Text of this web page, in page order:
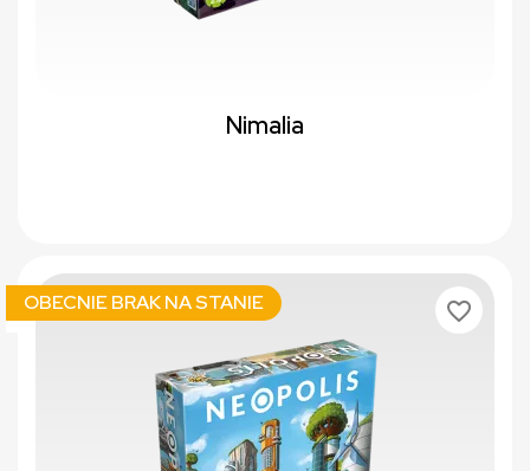
Nimalia
OBECNIE BRAK NA STANIE favorite_border